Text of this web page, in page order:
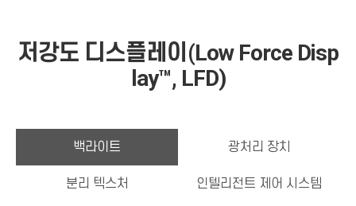
저강도 디스플레이(LowForce Disp
lay™, LFD)
백라이트 광처리 장치
분리 텍스처 인텔리전트 제어 시스템